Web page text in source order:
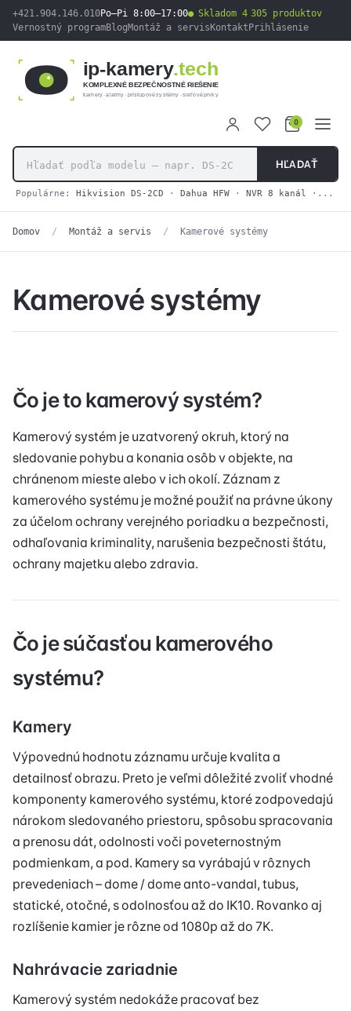
obsah
+421.904.146.010Po–Pi 8:00–17:00
Skladom 4 305 produktov
Vernostný programBlogMontáž a servisKontaktPrihlásenie
ip-kamery.tech
KOMPLEXNÉ BEZPEČNOSTNÉ RIEŠENIE
kamery · alarmy · prístupové systémy · sieťové prvky
HĽADAŤ
Populárne: Hikvision DS-2CD · Dahua HFW · NVR 8 kanál · 2N IP
0
Domov / Montáž a servis / Kamerové systémy
Kamerové systémy
Čo je to kamerový systém?
Kamerový systém je uzatvorený okruh, ktorý na
sledovanie pohybu a konania osôb v objekte, na
chránenom mieste alebo v ich okolí. Záznam z
kamerového systému je možné použiť na právne úkony
za účelom ochrany verejného poriadku a bezpečnosti,
odhaľovania kriminality, narušenia bezpečnosti štátu,
ochrany majetku alebo zdravia.
Čo je súčasťou kamerového
systému?
Kamery
Výpovednú hodnotu záznamu určuje kvalita a
detailnosť obrazu. Preto je veľmi dôležité zvoliť vhodné
komponenty kamerového systému, ktoré zodpovedajú
nárokom sledovaného priestoru, spôsobu spracovania
a prenosu dát, odolnosti voči poveternostným
podmienkam, a pod. Kamery sa vyrábajú v rôznych
prevedeniach – dome / dome anto-vandal, tubus,
statické, otočné, s odolnosťou až do IK10. Rovanko aj
rozlíšenie kamier je rôzne od 1080p až do 7K.
Nahrávacie zariadnie
Kamerový systém nedokáže pracovať bez